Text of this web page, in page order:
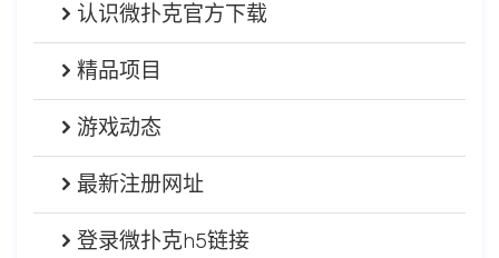
认识微扑克官方下载
精品项目
游戏动态
最新注册网址
登录微扑克h5链接